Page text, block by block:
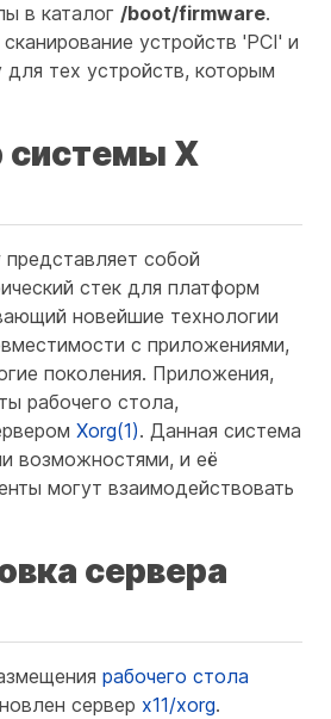
в каталог /boot/firmware.
устройств 'PCI' и
для тех устройств, которым
системы X
собой
стек для платформ
новейшие технологии
с приложениями,
поколения. Приложения,
рабочего стола,
Xorg(1). Данная система
возможностями, и её
могут взаимодействовать
сервера
рабочего стола
сервер x11/xorg.